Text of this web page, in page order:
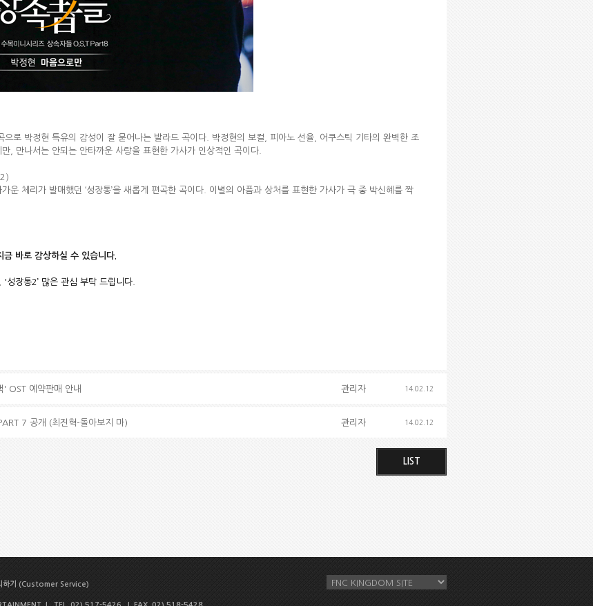
으로 박정현 특유의 감성이 잘 묻어나는 발라드 곡이다. 박정현의 보컬, 피아노 선율, 어쿠스틱 기타의 완벽한 조
, 만나서는 안되는 안타까운 사랑을 표현한 가사가 인상적인 곡이다.
운 체리가 발매했던 ‘성장통’을 새롭게 편곡한 곡이다. 이별의 아픔과 상처를 표현한 가사가 극 중 박신혜를 짝
금 바로 감상하실 수 있습니다.
장통2’ 많은 관심 부탁 드립니다.
' OST 예약판매 안내 관리자 14.02.12
7 공개 (최진혁-돌아보지 마) 관리자 14.02.12
LIST
하기 (Customer Service)